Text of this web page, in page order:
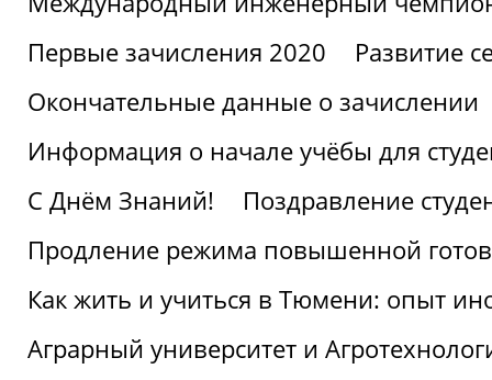
Первые зачисления 2020
Развитие
Окончательные данные о зачислении
Информация о начале учёбы для
С Днём Знаний!
Поздравление
Продление режима повышенной
Как жить и учиться в Тюмени: опыт
Аграрный университет и